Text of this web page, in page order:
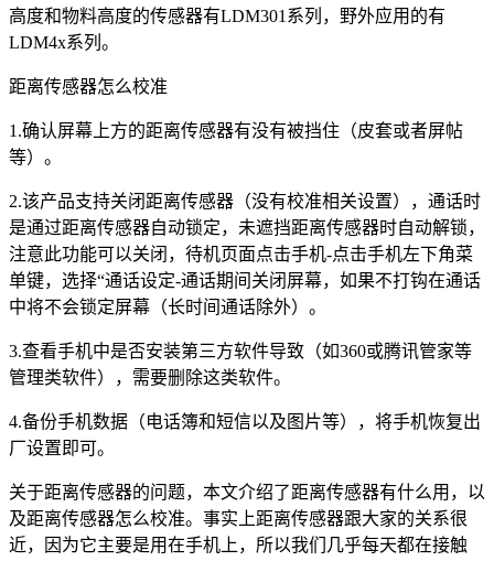
高度和物料高度的传感器有LDM301系列，野外应用的有
LDM4x系列。
距离传感器怎么校准
1.确认屏幕上方的距离传感器有没有被挡住（皮套或者屏帖
等）。
2.该产品支持关闭距离传感器（没有校准相关设置），通话时
是通过距离传感器自动锁定，未遮挡距离传感器时自动解锁，
注意此功能可以关闭，待机页面点击手机-点击手机左下角菜
单键，选择“通话设定-通话期间关闭屏幕，如果不打钩在通话
中将不会锁定屏幕（长时间通话除外）。
3.查看手机中是否安装第三方软件导致（如360或腾讯管家等
管理类软件），需要删除这类软件。
4.备份手机数据（电话簿和短信以及图片等），将手机恢复出
厂设置即可。
关于距离传感器的问题，本文介绍了距离传感器有什么用，以
及距离传感器怎么校准。事实上距离传感器跟大家的关系很
近，因为它主要是用在手机上，所以我们几乎每天都在接触